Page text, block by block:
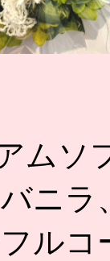
ムソ
ニラ
ル